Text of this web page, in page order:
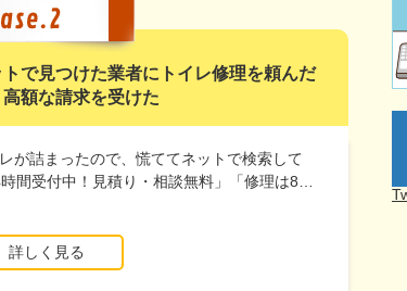
で見つけた業者にトイレ修理を頼んだ
高額な請求を受けた
レが詰まったので、慌ててネットで検索して
時間受付中！見積り・相談無料」「修理は8…
詳しく見る